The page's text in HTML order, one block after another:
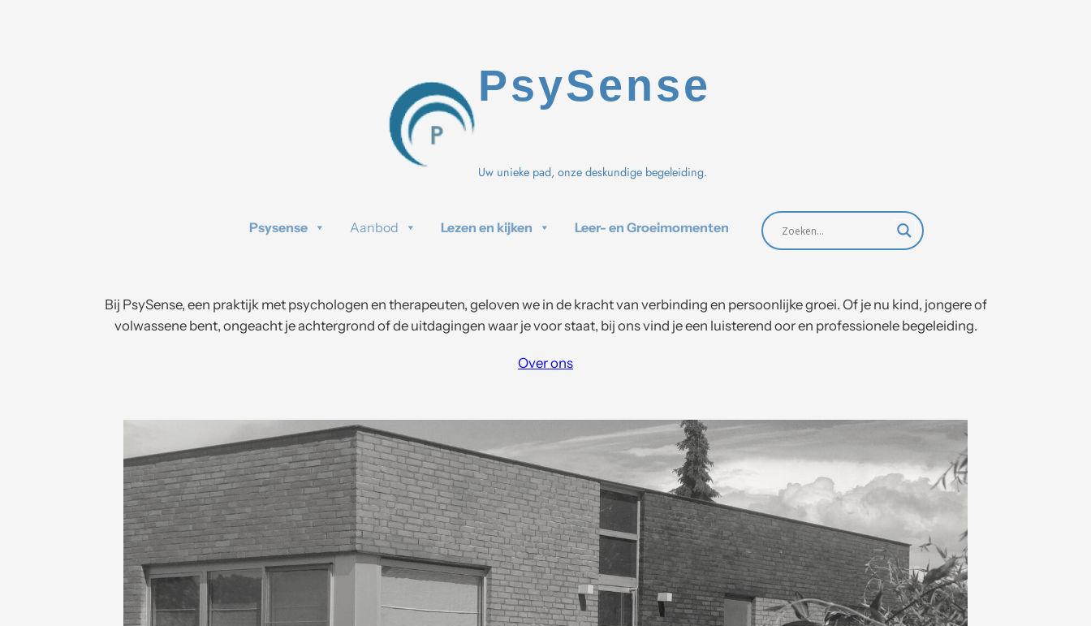
PsySense
Uw unieke pad, onze deskundige begeleiding.
Psysense Aanbod Lezen en kijken Leer- en Groeimomenten
Bij PsySense, een praktijk met psychologen en therapeuten, geloven we in de kracht van verbinding en persoonlijke groei. Of je nu kind, jongere of
volwassene bent, ongeacht je achtergrond of de uitdagingen waar je voor staat, bij ons vind je een luisterend oor en professionele begeleiding.
Over ons